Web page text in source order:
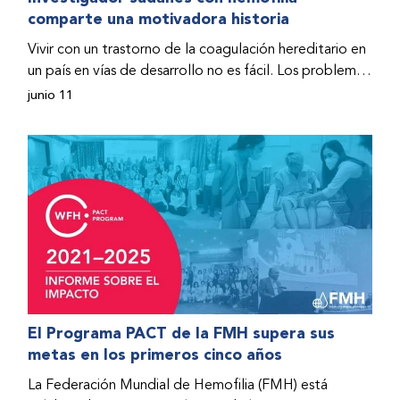
hospitalizado y terminó con daños graves en ambas
donado a través del Programa de Ayuda Humanitaria
de la Federación Mundial de Hemofilia (FMH) cuando
Fendi encontró la esperanza de una vida mejor.
comparte una motivadora historia
Vivir con un trastorno de la coagulación hereditario en
un país en vías de desarrollo no es fácil. Los problemas
se multiplican drásticamente cuando el país también
Hashim, hombre sudanés con hemofilia B, la vida no
representaba más que retos cotidianos hasta que la
asistencia proporcionada por la Federación Mundial
de Hemofilia (FMH) y su Programa de Ayuda
Humanitaria salvo su vida.
junio 11
El Programa PACT de la FMH supera sus
metas en los primeros cinco años
La Federación Mundial de Hemofilia (FMH) está